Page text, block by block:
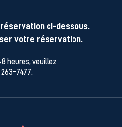
ci-dessous.
votre réservation.
heures, veuillez
7477.